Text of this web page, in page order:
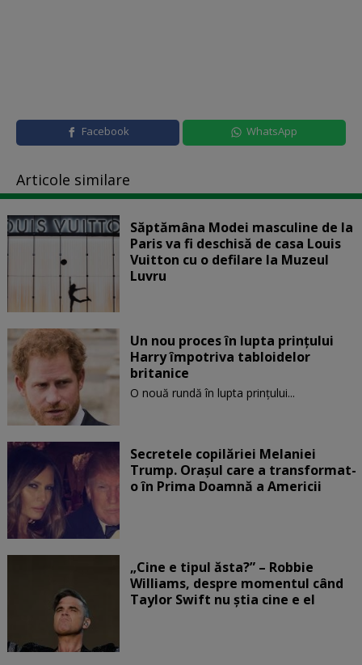
Facebook WhatsApp
Articole similare
Săptămâna Modei masculine de la
Paris va fi deschisă de casa Louis
Vuitton cu o defilare la Muzeul
Luvru
Un nou proces în lupta prinţului
Harry împotriva tabloidelor
britanice
O nouă rundă în lupta prinţului...
Secretele copilăriei Melaniei
Trump. Orașul care a transformat-
o în Prima Doamnă a Americii
„Cine e tipul ăsta?” – Robbie
Williams, despre momentul când
Taylor Swift nu știa cine e el